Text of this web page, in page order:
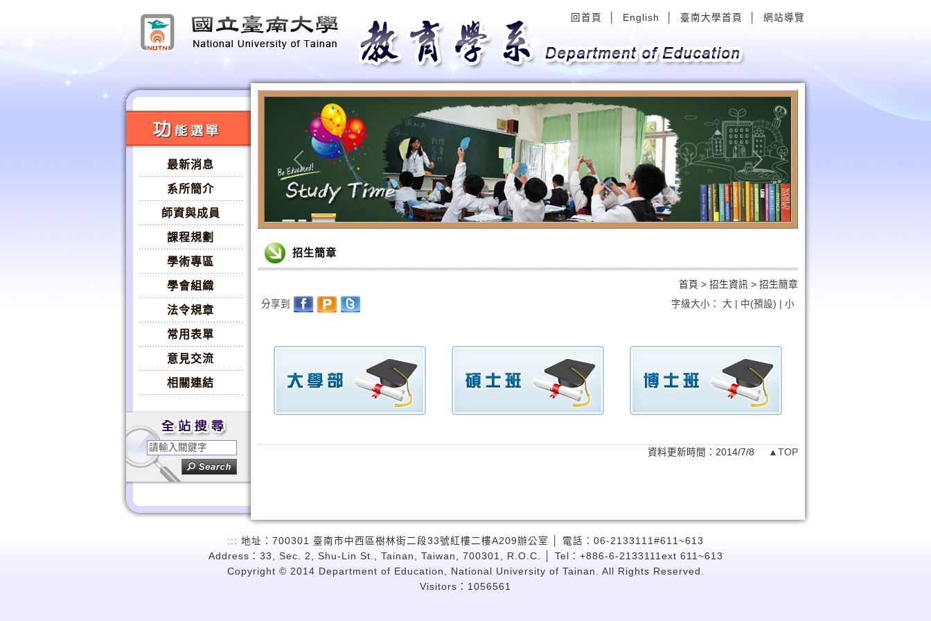
網站導覽
臺南大學首頁
English
回首頁
:::
最新消息
系所簡介
師資與成員
課程規劃
學術專區
學會組織
法令規章
常用表單
意見交流
相關連結
Previous Next
招生簡章
首頁 > 招生資訊 > 招生簡章
分享到
字級大小： 大 中(預設) 小
資料更新時間：2014/7/8 ▲TOP
::: 地址：700301 臺南市中西區樹林街二段33號紅樓二樓A209辦公室 │ 電話：06-2133111#611~613
Address：33, Sec. 2, Shu-Lin St., Tainan, Taiwan, 700301, R.O.C. │ Tel：+886-6-2133111ext 611~613
Copyright © 2014 Department of Education, National University of Tainan. All Rights Reserved.
Visitors：1056561